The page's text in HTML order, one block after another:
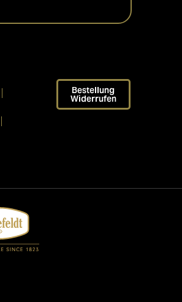
Bestellung
Widerrufen